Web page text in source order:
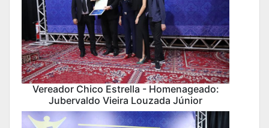
Vereador Chico Estrella - Homenageado:
Jubervaldo Vieira Louzada Júnior